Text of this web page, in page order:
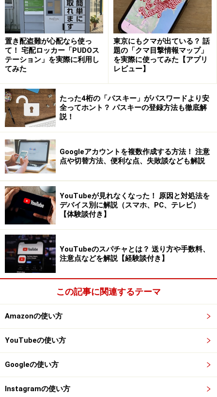
アメリカ、韓国のECサイトで販売されている商品を代理
で購入し、依頼主へ発送するサービスを提供していま
す。流通額は右肩上がりに推移しており、2024年1～6月
期は前年比42.4％増を記録。エリア別に見ると、流通総
額1位はアメリカで、2位が香港、3位が台湾となってい
そのBuyeeがメルカリとの業務提携を発表したのは2019
年11月のこと。以来、海外の消費者からの依頼を受けて
メルカリ上の商品の購入手続きを行っています。今では
Buyeeを含む70件以上の越境EC事業者がメルカリと公式
に連携しており、累計取引件数は2024年現在、1700万件
を超えています。
メルカリにおける越境取引の流れ
「Buyee」のWebサイト
Buyeeはさまざまなサービスと連携して越境取引を行っ
ていますが、今回はメルカリにおける越境取引の流れに
ついて教えてもらいました。
1. 注文が入る（Buyeeに購入依頼をする）
利用者はBuyee内のショッピングサイト一覧から「メル
カリ」にアクセスし、ほしい商品を見つけます。日本語
やすいよう、翻訳言語は18言語を用意しています。
置き配盗難が心配なら使っ
て！ 宅配ロッカー「PUDOス
テーション」を実際に利用し
てみた
東京にもクマが出ている？ 話
題の「クマ目撃情報マップ」
を実際に使ってみた【アプリ
レビュー】
たった4桁の「パスキー」がパスワードより安
全ってホント？ パスキーの登録方法も徹底解
説！
Googleアカウントを複数作成する方法！ 注意
点や切替方法、便利な点、失敗談なども解説
YouTubeが見れなくなった！ 原因と対処法を
デバイス別に解説（スマホ、PC、テレビ）
【体験談付き】
YouTubeのスパチャとは？ 送り方や手数料、
注意点などを解説【経験談付き】
この記事に関連するテーマ
Amazonの使い方
YouTubeの使い方
Googleの使い方
Instagramの使い方